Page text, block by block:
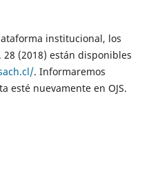
institucional, los
(2018) están disponibles
. Informaremos
esté nuevamente en OJS.